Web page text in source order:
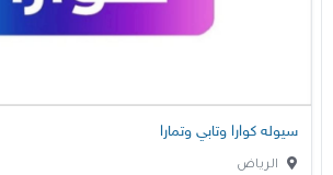
سيوله كوارا وتابي وتمارا
الرياض